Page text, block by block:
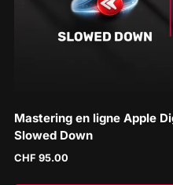
Mastering en ligne Apple
Slowed Down
CHF 95.00